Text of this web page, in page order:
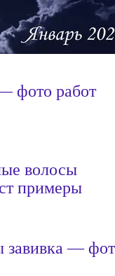
фото работ
волосы
примеры
завивка —